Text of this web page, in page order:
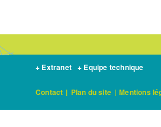
+ Extranet + Equipe technique
Contact | Plan du site | Mentions